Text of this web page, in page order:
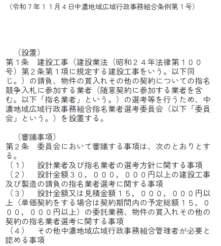
（令和７年１１月４日中濃地域広域行政事務組合条例第１号）
（設置）
第１条 建設工事（建設業法（昭和２４年法律第１００
号）第２条第１項に規定する建設工事をいう。以下同
じ。）の請負、物件の買入れその他の契約についての指名
競争入札に参加する業者（随意契約に参加する業者を含
む。以下「指名業者」という。）の選考等を行うため、中
濃地域広域行政事務組合指名業者選考委員会（以下「委員
会」という。）を設置する。
（審議事項）
第２条 委員会において審議する事項は、次のとおりとす
る。
（１） 設計業者及び指名業者の選考方針に関する事項
（２） 設計金額３０，０００，０００円以上の建設工事
及び製造の請負の指名業者選考に関する事項
（３） 設計金額又は見積金額１５，０００，０００円以
上（単価契約をする場合は契約期間内の予定総額１５，０
００，０００円以上）の委託業務、物件の買入れその他の
契約の指名業者選考に関する事項
（４） その他中濃地域広域行政事務組合管理者が必要と
認める事項